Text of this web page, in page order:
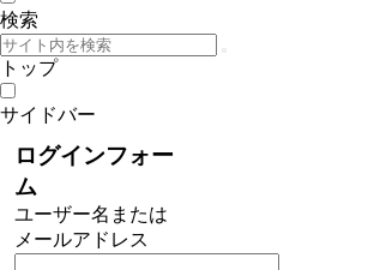
検索
トップ
サイドバー
ログインフォー
ム
ユーザー名または
メールアドレス